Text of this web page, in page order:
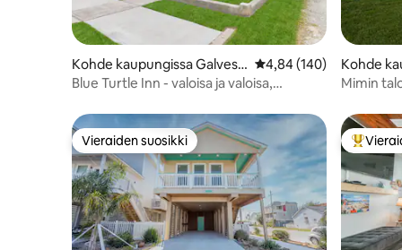
Kohde kaupungissa Galvest
on
Keskimääräinen arvio
4,84 (140)
Blue Turtle Inn - valoisa ja valoisa,
Kohde
on
Mimin
Vieraiden suosikki
Vieraiden suosikki